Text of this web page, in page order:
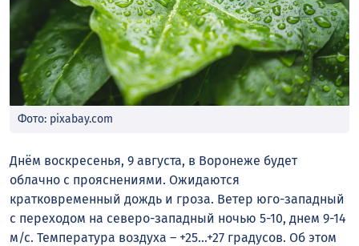
Фото: pixabay.com
Днём воскресенья, 9 августа, в Воронеже будет
облачно с прояснениями. Ожидаются
кратковременный дождь и гроза. Ветер юго-западный
с переходом на северо-западный ночью 5-10, днем 9-14
м/с. Температура воздуха – +25…+27 градусов. Об этом